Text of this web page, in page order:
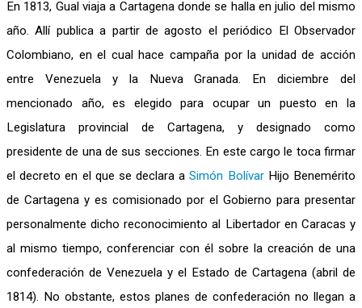
En 1813, Gual viaja a Cartagena donde se halla en julio del mismo
año. Allí publica a partir de agosto el periódico El Observador
Colombiano, en el cual hace campaña por la unidad de acción
entre Venezuela y la Nueva Granada. En diciembre del
mencionado año, es elegido para ocupar un puesto en la
Legislatura provincial de Cartagena, y designado como
presidente de una de sus secciones. En este cargo le toca firmar
el decreto en el que se declara aSimón BolívarHijo Benemérito
de Cartagena y es comisionado por el Gobierno para presentar
personalmente dicho reconocimiento al Libertador en Caracas y
al mismo tiempo, conferenciar con él sobre la creación de una
confederación de Venezuela y el Estado de Cartagena (abril de
1814). No obstante, estos planes de confederación no llegan a